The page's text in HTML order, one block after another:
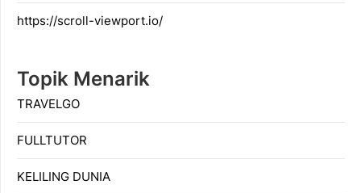
https://scroll-viewport.io/
Topik Menarik
TRAVELGO
FULLTUTOR
KELILING DUNIA